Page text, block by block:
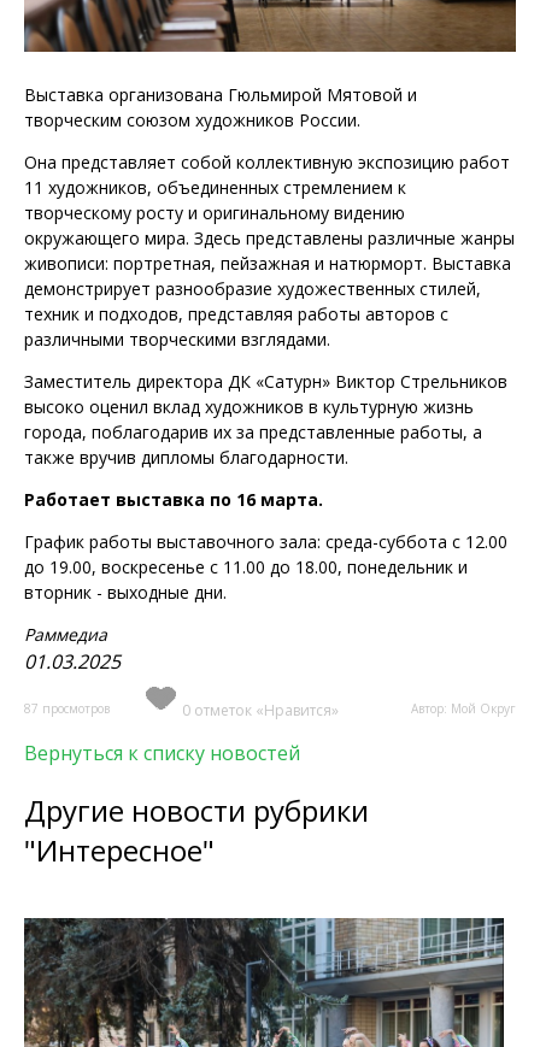
Выставка организована Гюльмирой Мятовой и
творческим союзом художников России.
Она представляет собой коллективную экспозицию работ
11 художников, объединенных стремлением к
творческому росту и оригинальному видению
окружающего мира. Здесь представлены различные жанры
живописи: портретная, пейзажная и натюрморт. Выставка
демонстрирует разнообразие художественных стилей,
техник и подходов, представляя работы авторов с
различными творческими взглядами.
Заместитель директора ДК «Сатурн» Виктор Стрельников
высоко оценил вклад художников в культурную жизнь
города, поблагодарив их за представленные работы, а
также вручив дипломы благодарности.
Работает выставка по 16 марта.
График работы выставочного зала: среда-суббота с 12.00
до 19.00, воскресенье с 11.00 до 18.00, понедельник и
вторник - выходные дни.
Раммедиа
01.03.2025
87 просмотров 0 отметок «Нравится» Автор: Мой Округ
Вернуться к списку новостей
Другие новости рубрики
"Интересное"